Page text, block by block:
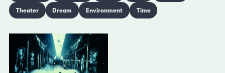
Theater Dream Environment Time